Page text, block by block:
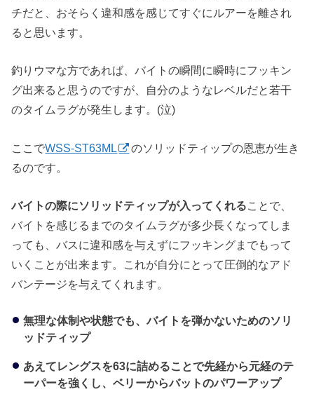
チだと、おそらく違和感を感じてすぐにルアーを離され
ると思います。
釣りウマな方であれば、バイトの瞬間に瞬時にフッキン
グ出来ると思うのですが、自分のようなレベルだと若干
のタイムラグが発生します。(泣)
ここでWSS-ST63ML
のソリッドティップの恩恵が生き
るのです。
バイトの際にソリッドティップが入ってくれることで、
バイトを感じるまでのタイムラグが多少長くなってしま
っても、バスに違和感を与えずにフッキングまでもって
いくことが出来ます。これが自分にとって圧倒的なアド
バンテージを与えてくれます。
無理な体制や状態でも、バイトを弾かないためのソリ
ッドティップ
あえてレングスを63に詰めることで先経から元経のテ
ーパーを強くし、ベリーからバットのパワーアップ